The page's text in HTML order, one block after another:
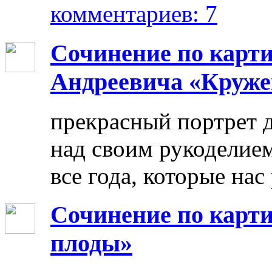
комментариев: 7
Сочинение по
Андреевича
прекрасный портрет
над своим
все года, которые
Сочинение по
плоды»